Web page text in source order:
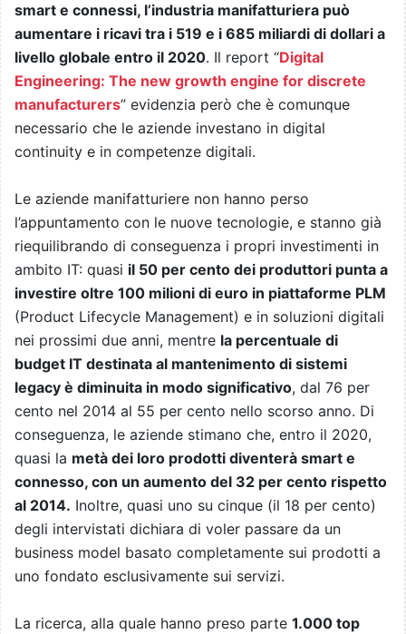
smart e connessi, l’industria manifatturiera può
aumentare i ricavi tra i 519 e i 685 miliardi di dollari a
livello globale entro il 2020. Il report “Digital
Engineering: The new growth engine for discrete
manufacturers” evidenzia però che è comunque
necessario che le aziende investano in digital
continuity e in competenze digitali.
Le aziende manifatturiere non hanno perso
l’appuntamento con le nuove tecnologie, e stanno già
riequilibrando di conseguenza i propri investimenti in
ambito IT: quasi il 50 per cento dei produttori punta a
investire oltre 100 milioni di euro in piattaforme PLM
(Product Lifecycle Management) e in soluzioni digitali
nei prossimi due anni, mentre la percentuale di
budget IT destinata al mantenimento di sistemi
legacy è diminuita in modo significativo, dal 76 per
cento nel 2014 al 55 per cento nello scorso anno. Di
conseguenza, le aziende stimano che, entro il 2020,
quasi la metà dei loro prodotti diventerà smart e
connesso, con un aumento del 32 per cento rispetto
al 2014. Inoltre, quasi uno su cinque (il 18 per cento)
degli intervistati dichiara di voler passare da un
business model basato completamente sui prodotti a
uno fondato esclusivamente sui servizi.
La ricerca, alla quale hanno preso parte 1.000 top